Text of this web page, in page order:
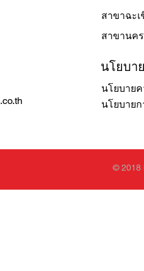
สาขาฉะเ
สาขานค
นโยบา
นโยบาย
นโยบาย
© 2018